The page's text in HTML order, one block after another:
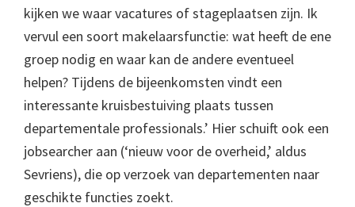
kijken we waar vacatures of stageplaatsen zijn. Ik
vervul een soort makelaarsfunctie: wat heeft de ene
groep nodig en waar kan de andere eventueel
helpen? Tijdens de bijeenkomsten vindt een
interessante kruisbestuiving plaats tussen
departementale professionals.’ Hier schuift ook een
jobsearcher aan (‘nieuw voor de overheid,’ aldus
Sevriens), die op verzoek van departementen naar
geschikte functies zoekt.